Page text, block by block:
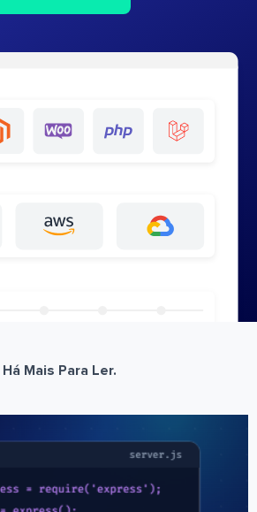
Há Mais Para Ler.